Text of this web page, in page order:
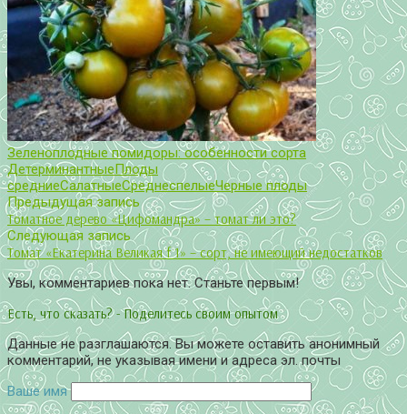
Зеленоплодные помидоры: особенности сорта
ДетерминантныеПлоды
средниеСалатныеСреднеспелыеЧерные плоды
Предыдущая запись
Томатное дерево «Цифомандра» – томат ли это?
Следующая запись
Томат «Екатерина Великая f 1» – сорт, не имеющий недостатков
Увы, комментариев пока нет. Станьте первым!
Есть, что сказать? - Поделитесь своим опытом
Данные не разглашаются. Вы можете оставить анонимный
комментарий, не указывая имени и адреса эл. почты
Ваше имя